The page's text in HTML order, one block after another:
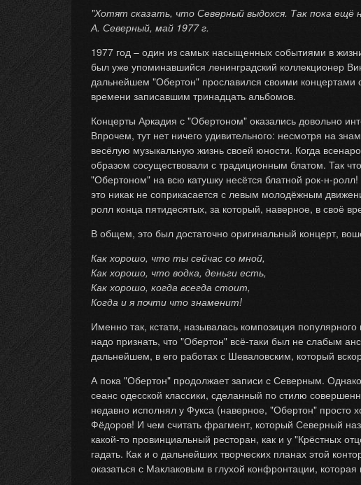
"Хотят сказать, что Северный выдохся. Так пока ещё
А. Северный, май 1977 г.
1977 год – один из самых насыщенных событиями в
был уже упоминавшийся ленинградский коллекционер
дальнейшем "Обертон" прославился своими концертами
времени записавшим тринадцать альбомов.
Концерты Аркадия с "Обертоном" оказались довольно
Впрочем, тут нет ничего удивительного: несмотря на
весёлую музыкальную жизнь своей юности. Когда
образом сосуществовали с традиционным блатом. Так
"Обертоном" на всю катушку несётся блатной рок-н-
это никак не соприкасается с левым молодёжным
ролл конца пятидесятых, за который, наверное, в своё
В общем, это был достаточно оригинальный концерт,
Как хорошо, что ты сейчас со мной,
Как хорошо, что водка, деньги есть,
Как хорошо, когда всегда стоит,
Когда и я почти что знаменит!
Именно так, кстати, называлась композиция
надо признать, что "Обертон" всё-таки был не слабым
дальнейшем, в его работах с Шеваловским, который
А пока "Обертон" продолжает записи с Северным.
сеанс одесской классики, сделанный по стилю
недавно исполнял у Фукса (наверное, "Обертон" просто
Фёдоров! И чем считать фрагмент, который Северный
какой-то провинциальный ресторан, как и у "Крёстных
гадать. Как и о дальнейших творческих планах этой
оказаться с Маклаковым в глухой конфронтации,